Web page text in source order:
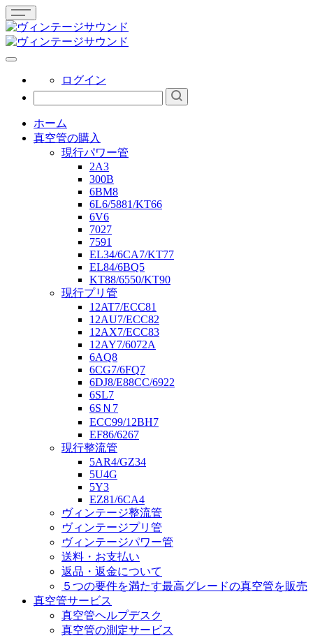
ログイン
ホーム
真空管の購入
現行パワー管
2A3
300B
6BM8
6L6/5881/KT66
6V6
7027
7591
EL34/6CA7/KT77
EL84/6BQ5
KT88/6550/KT90
現行プリ管
12AT7/ECC81
12AU7/ECC82
12AX7/ECC83
12AY7/6072A
6AQ8
6CG7/6FQ7
6DJ8/E88CC/6922
6SL7
6SＮ7
ECC99/12BH7
EF86/6267
現行整流管
5AR4/GZ34
5U4G
5Y3
EZ81/6CA4
ヴィンテージ整流管
ヴィンテージプリ管
ヴィンテージパワー管
送料・お支払い
返品・返金について
５つの要件を満たす最高グレードの真空管を販売
真空管サービス
真空管ヘルプデスク
真空管の測定サービス